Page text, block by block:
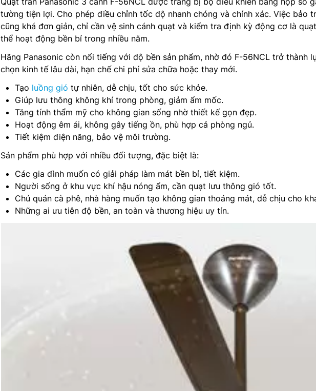
tường tiện lợi. Cho phép điều chỉnh tốc độ nhanh chóng và chính xác. Việc bảo
cũng khá đơn giản, chỉ cần vệ sinh cánh quạt và kiểm tra định kỳ động cơ là
thể hoạt động bền bỉ trong nhiều năm.
Hãng Panasonic còn nổi tiếng với độ bền sản phẩm, nhờ đó F-56NCL trở thành
chọn kinh tế lâu dài, hạn chế chi phí sửa chữa hoặc thay mới.
Tạo luồng gió tự nhiên, dễ chịu, tốt cho sức khỏe.
Giúp lưu thông không khí trong phòng, giảm ẩm mốc.
Tăng tính thẩm mỹ cho không gian sống nhờ thiết kế gọn đẹp.
Hoạt động êm ái, không gây tiếng ồn, phù hợp cả phòng ngủ.
Tiết kiệm điện năng, bảo vệ môi trường.
Sản phẩm phù hợp với nhiều đối tượng, đặc biệt là:
Các gia đình muốn có giải pháp làm mát bền bỉ, tiết kiệm.
Người sống ở khu vực khí hậu nóng ẩm, cần quạt lưu thông gió tốt.
Chủ quán cà phê, nhà hàng muốn tạo không gian thoáng mát, dễ chịu cho
Những ai ưu tiên độ bền, an toàn và thương hiệu uy tín.